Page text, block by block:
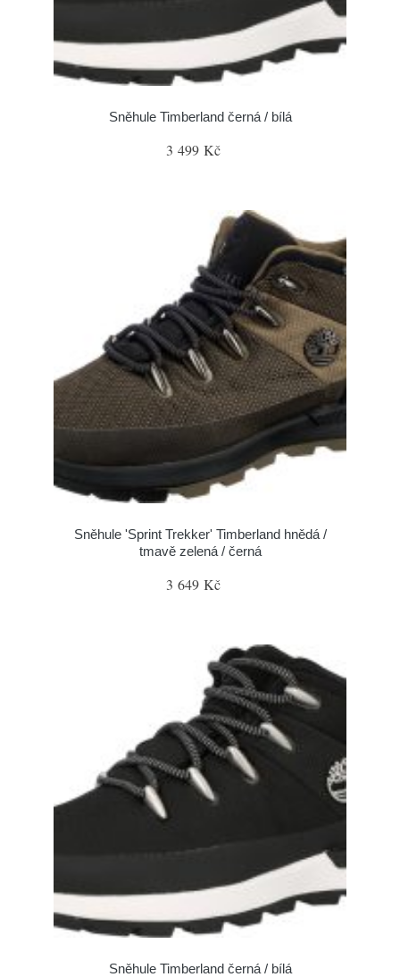
Sněhule Timberland černá / bílá
3 499 Kč
Sněhule 'Sprint Trekker' Timberland hnědá /
tmavě zelená / černá
3 649 Kč
Sněhule Timberland černá / bílá